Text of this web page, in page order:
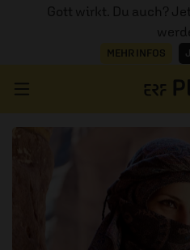
Gott wirkt. Du auch?
MEHR INFOS